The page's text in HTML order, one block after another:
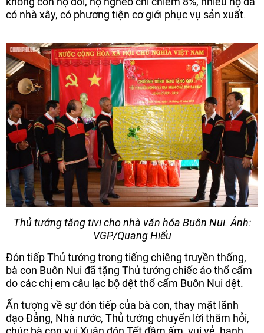
có nhà xây, có phương tiện cơ giới phục vụ sản xuất.
Thủ tướng tặng tivi cho nhà văn hóa Buôn Nui. Ảnh:
VGP/Quang Hiếu
Đón tiếp Thủ tướng trong tiếng chiêng truyền thống,
bà con Buôn Nui đã tặng Thủ tướng chiếc áo thổ cẩm
do các chị em câu lạc bộ dệt thổ cẩm Buôn Nui dệt.
Ấn tượng về sự đón tiếp của bà con, thay mặt lãnh
đạo Đảng, Nhà nước, Thủ tướng chuyển lời thăm hỏi,